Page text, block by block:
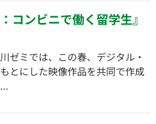
コンビニで働く留学生』
ゼミでは、この春、デジタル・
とにした映像作品を共同で作成
…